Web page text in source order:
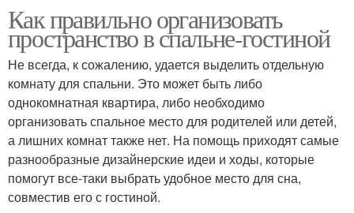
Как правильно организовать
пространство в спальне-гостиной
Не всегда, к сожалению, удается выделить отдельную
комнату для спальни. Это может быть либо
однокомнатная квартира, либо необходимо
организовать спальное место для родителей или детей,
а лишних комнат также нет. На помощь приходят самые
разнообразные дизайнерские идеи и ходы, которые
помогут все-таки выбрать удобное место для сна,
совместив его с гостиной.